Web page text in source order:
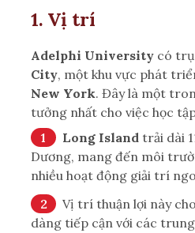
1. Vị trí
Adelphi University có
City, một khu vực phát
New York. Đây là một
tưởng nhất cho việc học
Long Island trải dài
Dương, mang đến môi
nhiều hoạt động giải trí
Vị trí thuận lợi này
dàng tiếp cận với các